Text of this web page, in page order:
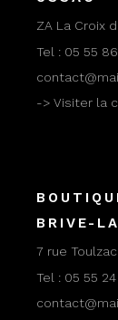
ZA La Croix
Tel : 05 55 86
-> Visiter la
BRIVE-
7 rue
Tel : 05 55 24